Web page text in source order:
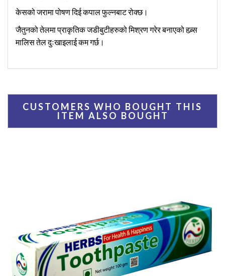
केसको जरामा पोषण दिई कपाल फुल्नबाट रोक्छ।
जैतुनको तेलमा प्राकृतिक जडीबुटीहरुको मिश्रण गरेर बनाएको हब्र्स
मालिस तेल दुःखाइलाई कम गर्छ।
CUSTOMERS WHO BOUGHT THIS
ITEM ALSO BOUGHT